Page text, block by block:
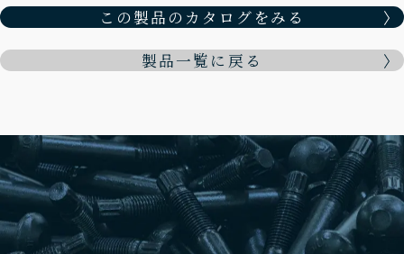
この製品のカタログをみる
製品一覧に戻る